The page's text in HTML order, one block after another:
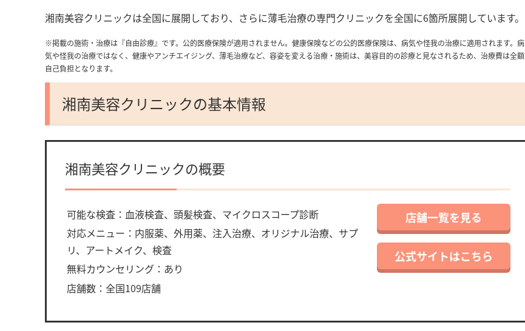
湘南美容クリニックは全国に展開しており、さらに薄毛治療の専門クリニックを全国に6箇所展開しています。
※掲載の施術・治療は『自由診療』です。公的医療保険が適用されません。健康保険などの公的医療保険は、病気や怪我の治療に適用されます。病
気や怪我の治療ではなく、健康やアンチエイジング、薄毛治療など、容姿を変える治療・施術は、美容目的の診療と見なされるため、治療費は全額
自己負担となります。
湘南美容クリニックの基本情報
湘南美容クリニックの概要
可能な検査：血液検査、頭髪検査、マイクロスコープ診断
対応メニュー：内服薬、外用薬、注入治療、オリジナル治療、サプ
リ、アートメイク、検査
無料カウンセリング：あり
店舗数：全国109店舗
店舗一覧を見る
公式サイトはこちら